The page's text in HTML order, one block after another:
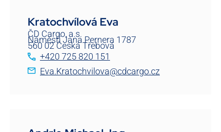
Kratochvílová Eva
ČD Cargo, a.s.
Náměstí Jana Pernera 1787
560 02 Česká Třebová
+420 725 820 151
Eva.Kratochvilova@cdcargo.cz